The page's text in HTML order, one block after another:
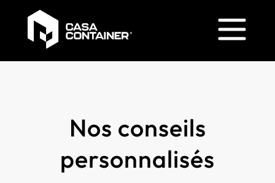
containers
Nos conseils
personnalisés